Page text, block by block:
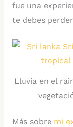
fue una
te debes
Lluvia en el
Más sobre mi